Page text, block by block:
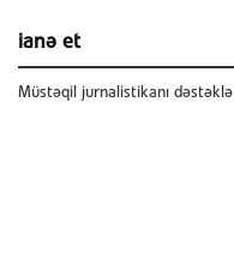
ianə et
Müstəqil jurnalistikanı dəstəklə